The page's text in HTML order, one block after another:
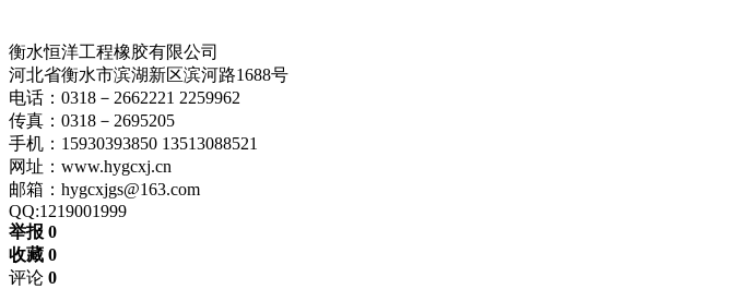
衡水恒洋工程橡胶有限公司
河北省衡水市滨湖新区滨河路1688号
电话：0318－2662221 2259962
传真：0318－2695205
手机：15930393850 13513088521
网址：www.hygcxj.cn
邮箱：hygcxjgs@163.com
QQ:1219001999
举报 0
收藏 0
评论 0